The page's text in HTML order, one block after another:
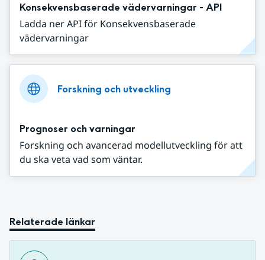
Konsekvensbaserade vädervarningar - API
Ladda ner API för Konsekvensbaserade
vädervarningar
Forskning och utveckling
Prognoser och varningar
Forskning och avancerad modellutveckling för att
du ska veta vad som väntar.
Relaterade länkar